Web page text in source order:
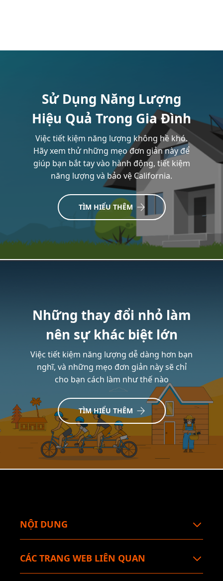
Sử Dụng Năng Lượng
Hiệu Quả Trong Gia Đình
Việc tiết kiệm năng lượng không hề khó.
Hãy xem thử những mẹo đơn giản này để
giúp bạn bắt tay vào hành động, tiết kiệm
năng lượng và bảo vệ California.
TÌM HIỂU THÊM
Những thay đổi nhỏ làm
nên sự khác biệt lớn
Việc tiết kiệm năng lượng dễ dàng hơn bạn
nghĩ, và những mẹo đơn giản này sẽ chỉ
cho bạn cách làm như thế nào
TÌM HIỂU THÊM
NỘI DUNG
CÁC TRANG WEB LIÊN QUAN